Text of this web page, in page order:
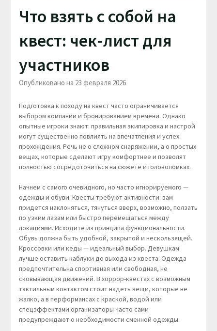
Что взять с собой на
квест: чек-лист для
участников
Опубликовано на 23 февраля 2026
Подготовка к походу на квест часто ограничивается
выбором компании и бронированием времени. Однако
опытные игроки знают: правильная экипировка и настрой
могут существенно повлиять на впечатления и успех
прохождения. Речь не о сложном снаряжении, а о простых
вещах, которые сделают игру комфортнее и позволят
полностью сосредоточиться на сюжете и головоломках.
Начнем с самого очевидного, но часто игнорируемого —
одежды и обуви. Квесты требуют активности: вам
придется наклоняться, тянуться вверх, возможно, ползать
по узким лазам или быстро перемещаться между
локациями. Исходите из принципа функциональности.
Обувь должна быть удобной, закрытой и нескользящей.
Кроссовки или кеды — идеальный выбор. Девушкам
лучше оставить каблуки до выхода из квеста. Одежда
предпочтительна спортивная или свободная, не
сковывающая движений. В хоррор-квестах с возможным
тактильным контактом стоит надеть вещи, которые не
жалко, а в перформансах с краской, водой или
спецэффектами организаторы часто сами
предупреждают о необходимости сменной одежды.